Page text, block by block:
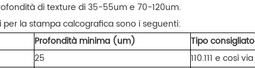
di texture di 35-55um e 70-120um.
la stampa calcografica sono i seguenti:
Profondità minima (um)
Tipo consigliato
25
110.111 e così via